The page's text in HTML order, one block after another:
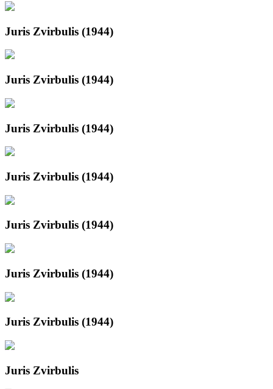
Juris Zvirbulis (1944)
Juris Zvirbulis (1944)
Juris Zvirbulis (1944)
Juris Zvirbulis (1944)
Juris Zvirbulis (1944)
Juris Zvirbulis (1944)
Juris Zvirbulis (1944)
Juris Zvirbulis